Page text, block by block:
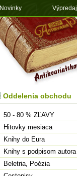
Oddelenia obchodu
50 - 80 % ZĽAVY
Hitovky mesiaca
Knihy do Eura
Knihy s podpisom autora
Beletria, Poézia
Novinky Výpredaj